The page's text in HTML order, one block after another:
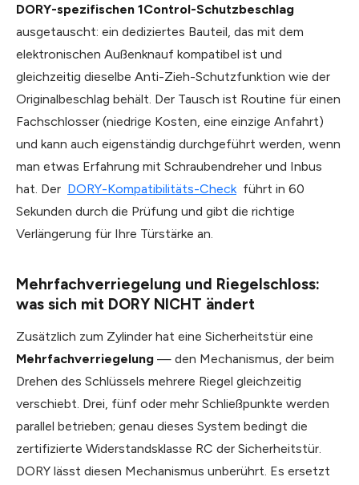
DORY-spezifischen 1Control-Schutzbeschlag
ausgetauscht: ein dediziertes Bauteil, das mit dem
elektronischen Außenknauf kompatibel ist und
gleichzeitig dieselbe Anti-Zieh-Schutzfunktion wie der
Originalbeschlag behält. Der Tausch ist Routine für einen
Fachschlosser (niedrige Kosten, eine einzige Anfahrt)
und kann auch eigenständig durchgeführt werden, wenn
man etwas Erfahrung mit Schraubendreher und Inbus
hat. Der DORY-Kompatibilitäts-Check führt in 60
Sekunden durch die Prüfung und gibt die richtige
Verlängerung für Ihre Türstärke an.
Mehrfachverriegelung und Riegelschloss:
was sich mit DORY NICHT ändert
Zusätzlich zum Zylinder hat eine Sicherheitstür eine
Mehrfachverriegelung — den Mechanismus, der beim
Drehen des Schlüssels mehrere Riegel gleichzeitig
verschiebt. Drei, fünf oder mehr Schließpunkte werden
parallel betrieben; genau dieses System bedingt die
zertifizierte Widerstandsklasse RC der Sicherheitstür.
DORY lässt diesen Mechanismus unberührt. Es ersetzt